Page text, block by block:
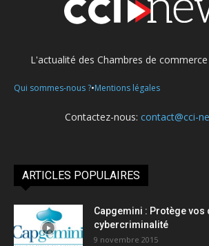
L'actualité des Chambres de
Qui sommes-nous ?•Mentions légales
Contactez-nous: contact@cci-
ARTICLES POPULAIRES
Capgemini : Protège
cybercriminalité
9 novembre 2015